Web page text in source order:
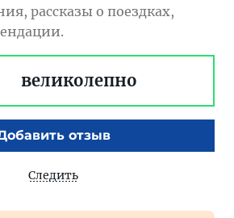
рассказы о поездках,
великолепно
отзыв
Следить